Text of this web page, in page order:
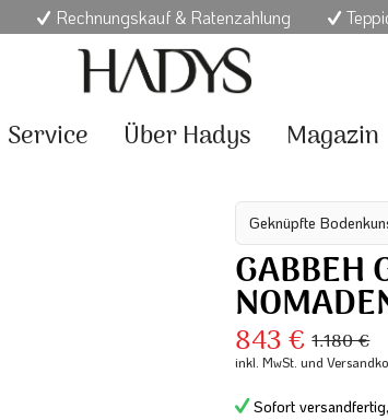
Rechnungskauf & Ratenzahlung
Service Über Hadys Magazin
Geknüpfte
GABBEH
843 € 1.180 €
inkl. MwSt. und
Sofort